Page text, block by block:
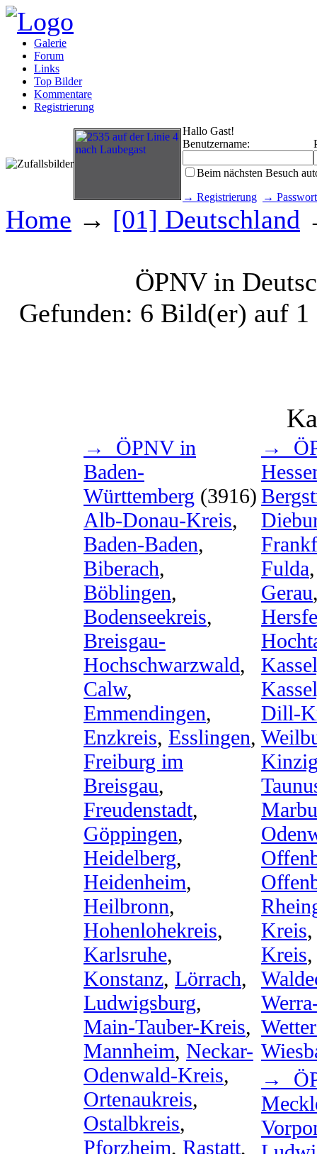
Galerie
Forum
Links
Top Bilder
Kommentare
Registrierung
Hallo Gast!
Benutzername:
Beim nächsten Besuch
→ Registrierung
→
Home → [01] Deutschland
ÖPNV in
Gefunden: 6 Bild(er) auf
→ ÖPNV in
Baden-
Württemberg (3916)
Alb-Donau-Kreis,
Baden-Baden,
Biberach,
Böblingen,
Bodenseekreis,
Breisgau-
Hochschwarzwald,
Calw,
Emmendingen,
Enzkreis, Esslingen,
Freiburg im
Breisgau,
Freudenstadt,
Göppingen,
Heidelberg,
Heidenheim,
Heilbronn,
Hohenlohekreis,
Karlsruhe,
Konstanz, Lörrach,
Ludwigsburg,
Main-Tauber-Kreis,
Mannheim, Neckar-
Odenwald-Kreis,
Ortenaukreis,
Ostalbkreis,
Pforzheim, Rastatt,
→
Fulda
Gerau
Dill-
Kreis
Kreis,
→